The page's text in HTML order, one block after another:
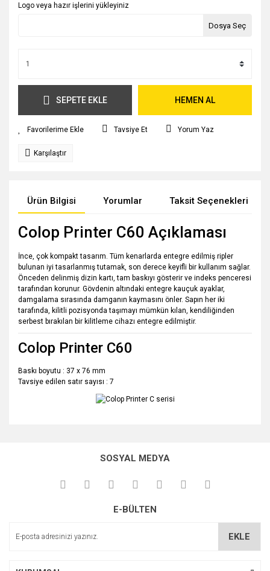
Logo veya hazır işlerini yükleyiniz
Dosya Seç
SEPETE EKLE HEMEN AL
Tavsiye Et Yorum Yaz
Karşılaştır
Ürün Bilgisi Yorumlar Taksit Seçenekleri
Colop Printer C60 Açıklaması
İnce, çok kompakt tasarım. Tüm kenarlarda entegre edilmiş ripler
bulunan iyi tasarlanmış tutamak, son derece keyifli bir kullanım sağlar.
Önceden delinmiş dizin kartı, tam baskıyı gösterir ve indeks penceresi
tarafından korunur. Gövdenin altındaki entegre kauçuk ayaklar,
damgalama sırasında damganın kaymasını önler. Sapın her iki
tarafında, kilitli pozisyonda taşımayı mümkün kılan, kendiliğinden
serbest bırakılan bir kilitleme cihazı entegre edilmiştir.
Colop Printer C60
Baskı boyutu : 37 x 76 mm
Tavsiye edilen satır sayısı : 7
Yorum Yaz
Görüş ve önerileriniz için teşekkür ederiz.
Ürün açıklamasında eksik bilgiler bulunuyor.
SOSYAL MEDYA
E-BÜLTEN
EKLE